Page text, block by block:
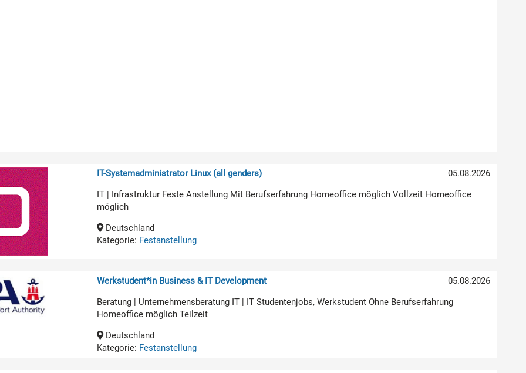
05.08.2026
IT-Systemadministrator Linux (all genders)
IT | Infrastruktur Feste Anstellung Mit Berufserfahrung Homeoffice möglich Vollzeit Homeoffice
möglich
Deutschland
Kategorie: Festanstellung
05.08.2026
Werkstudent*in Business & IT Development
Beratung | Unternehmensberatung IT | IT Studentenjobs, Werkstudent Ohne Berufserfahrung
Homeoffice möglich Teilzeit
Deutschland
Kategorie: Festanstellung